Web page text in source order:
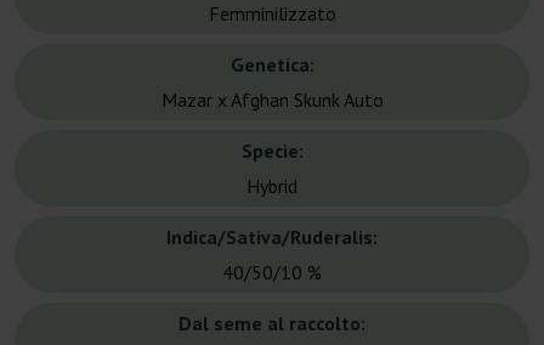
Femminilizzato
Genetica:
Mazar x Afghan Skunk Auto
Specie:
Hybrid
Indica/Sativa/Ruderalis:
40/50/10 %
Dal seme al raccolto: